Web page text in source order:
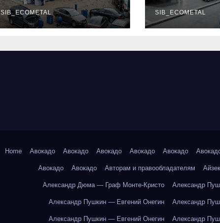
описание услуг и
режим работы
SIB_ECOMETAL
наличие
запчастей
сроки
SIB_ECOMETAL
Home Авокадо Авокадо Авокадо Авокадо Авокадо
Авокадо Авокадо Авторам и правообладателям
Александр Дюма — Граф Монте-Кристо Александр
Александр Пушкин — Евгений Онегин Александр
Александр Пушкин — Евгений Онегин Александр